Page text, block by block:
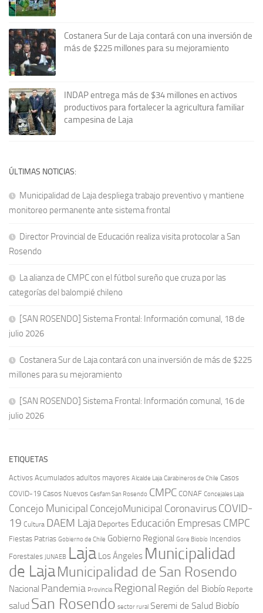
Costanera Sur de Laja contará con una inversión de
más de $225 millones para su mejoramiento
INDAP entrega más de $34 millones en activos
productivos para fortalecer la agricultura familiar
campesina de Laja
ÚLTIMAS NOTICIAS:
Municipalidad de Laja despliega trabajo preventivo y mantiene
monitoreo permanente ante sistema frontal
Director Provincial de Educación realiza visita protocolar a San
Rosendo
La alianza de CMPC con el fútbol sureño que cruza por las
categorías del balompié chileno
[SAN ROSENDO] Sistema Frontal: Información comunal, 18 de
julio 2026
Costanera Sur de Laja contará con una inversión de más de $225
millones para su mejoramiento
[SAN ROSENDO] Sistema Frontal: Información comunal, 16 de
julio 2026
ETIQUETAS
Activos Acumulados adultos mayores Alcalde Laja Carabineros de Chile Casos
COVID-19 Casos Nuevos Cesfam San Rosendo CMPC CONAF Concejales Laja
Concejo Municipal ConcejoMunicipal CoronavirusCOVID-
19 Cultura DAEM Laja Deportes Educación Empresas CMPC
Fiestas Patrias Gobierno de Chile Gobierno Regional Gore Biobío Incendios
Forestales JUNAEB Laja Los Ángeles Municipalidad
de LajaMunicipalidad de San Rosendo
Nacional Pandemia Provincia Regional Región del Biobío Reporte
salud San Rosendo sector rural Seremi de Salud Biobío